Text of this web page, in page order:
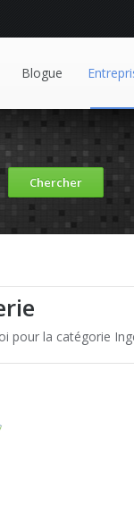
Blogue
pour la catégorie